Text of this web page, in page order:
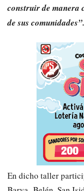
construir de manera
de sus comunidades”.
En dicho taller